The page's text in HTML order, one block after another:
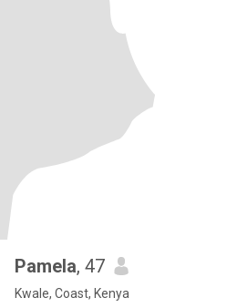
Pamela, 47
Kwale, Coast, Kenya